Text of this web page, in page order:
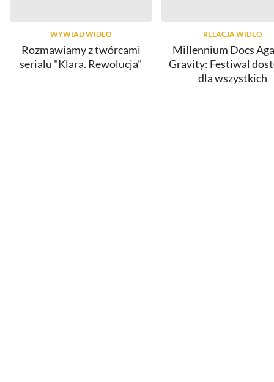
WYWIAD WIDEO
Rozmawiamy z twórcami
serialu "Klara. Rewolucja"
RELACJA WIDEO
Millennium Docs
Gravity: Festiwal
dla wszystkich